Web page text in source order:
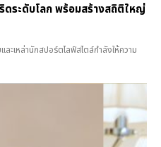
ดระดับโลก พร้อมสร้างสถิติใหญ่
ละเหล่านักสปอร์ตไลฟ์สไตล์กำลังให้ความ